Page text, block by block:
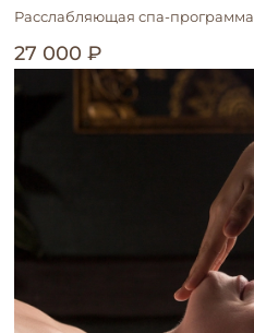
Расслабляющая спа-программа
27 000 ₽